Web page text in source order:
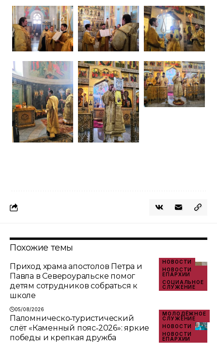
Похожие темы
НОВОСТИ
НОВОСТИ
ЕПАРХИИ
СОЦИАЛЬНОЕ
СЛУЖЕНИЕ
Приход храма апостолов Петра и
Павла в Североуральске помог
детям сотрудников собраться к
школе
05/08/2026
МОЛОДЁЖНОЕ
СЛУЖЕНИЕ
НОВОСТИ
НОВОСТИ
ЕПАРХИИ
Паломническо‑туристический
слёт «Каменный пояс‑2026»: яркие
победы и крепкая дружба